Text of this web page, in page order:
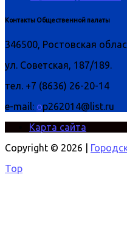
Контакты Общественной палаты
346500, Ростовская
ул. Советская, 187/189.
тел. +7 (8636) 26-20-14
e-mail: op262014@list.ru
Карта сайта
Copyright © 2026 |
Top